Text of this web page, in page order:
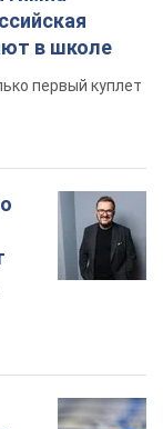
в школе
первый куплет